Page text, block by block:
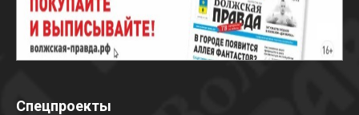
Спецпроекты